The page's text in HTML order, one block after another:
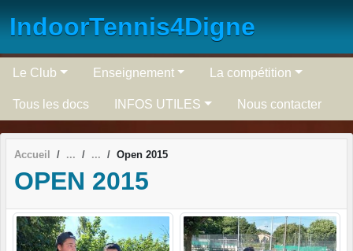
IndoorTennis4Digne
Le Club Enseignement La compétition
Tous les docs INFOS UTILES Nous contacter
Accueil Open 2015
OPEN 2015